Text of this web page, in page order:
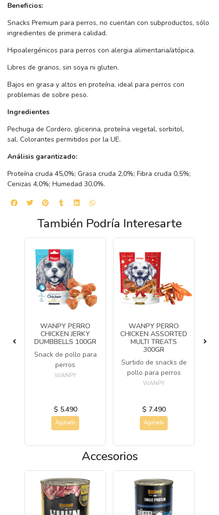
Beneficios:
Snacks Premium para perros, no cuentan con subproductos, sólo
ingredientes de primera calidad.
Hipoalergénicos para perros con alergia alimentaria/atópica.
Libres de granos, sin soya ni gluten.
Bajos en grasa y altos en proteína, ideal para perros con
problemas de sobre peso.
Ingredientes
Pechuga de Cordero, glicerina, proteína vegetal, sorbitol,
sal. Colorantes permitidos por la UE.
Análisis garantizado:
Proteína cruda 45,0%; Grasa cruda 2,0%; Fibra cruda 0,5%;
Cenizas 4,0%; Humedad 30,0%.
También Podría Interesarte
WANPY PERRO
CHICKEN JERKY
DUMBBELLS 100GR
Snack de pollo para
perros
WANPY
$ 5.490
Agotado
WANPY PERRO
CHICKEN ASSORTED
MULTI TREATS
300GR
Surtido de snacks de
pollo para perros
WANPY
$ 7.490
Agotado
Accesorios